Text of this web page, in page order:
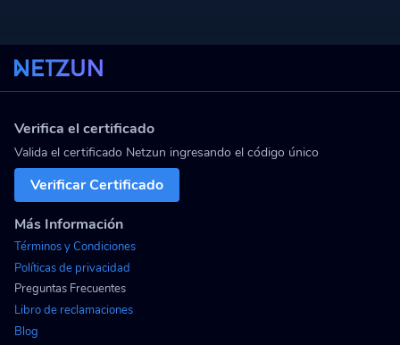
Verifica el certificado
Valida el certificado Netzun ingresando el código único
Verificar Certificado
Más Información
Términos y Condiciones
Políticas de privacidad
Preguntas Frecuentes
Libro de reclamaciones
Blog